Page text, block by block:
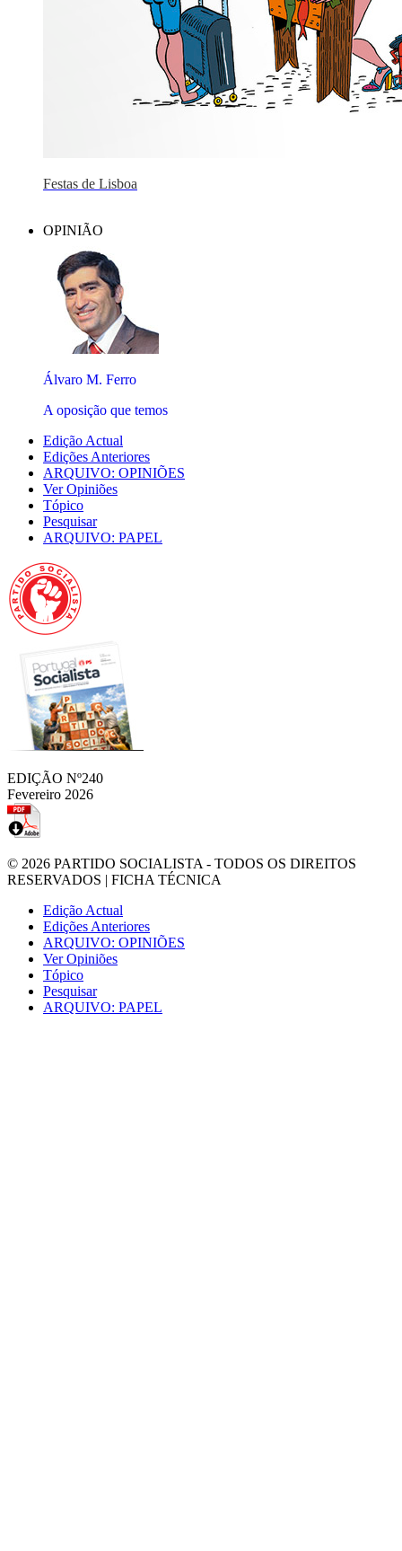
Festas de Lisboa
OPINIÃO
Álvaro M. Ferro
A oposição que temos
Edição Actual
Edições Anteriores
ARQUIVO: OPINIÕES
Ver Opiniões
Tópico
Pesquisar
ARQUIVO: PAPEL
EDIÇÃO Nº240
Fevereiro 2026
© 2026 PARTIDO SOCIALISTA - TODOS OS DIREITOS
RESERVADOS | FICHA TÉCNICA
Edição Actual
Edições Anteriores
ARQUIVO: OPINIÕES
Ver Opiniões
Tópico
Pesquisar
ARQUIVO: PAPEL